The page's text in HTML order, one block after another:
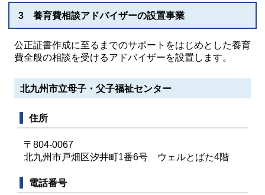
3 養育費相談アドバイザーの設置事業
公正証書作成に至るまでのサポートをはじめとした養育
費全般の相談を受けるアドバイザーを設置します。
北九州市立母子・父子福祉センター
住所
〒804-0067
北九州市戸畑区汐井町1番6号 ウェルとばた4階
電話番号